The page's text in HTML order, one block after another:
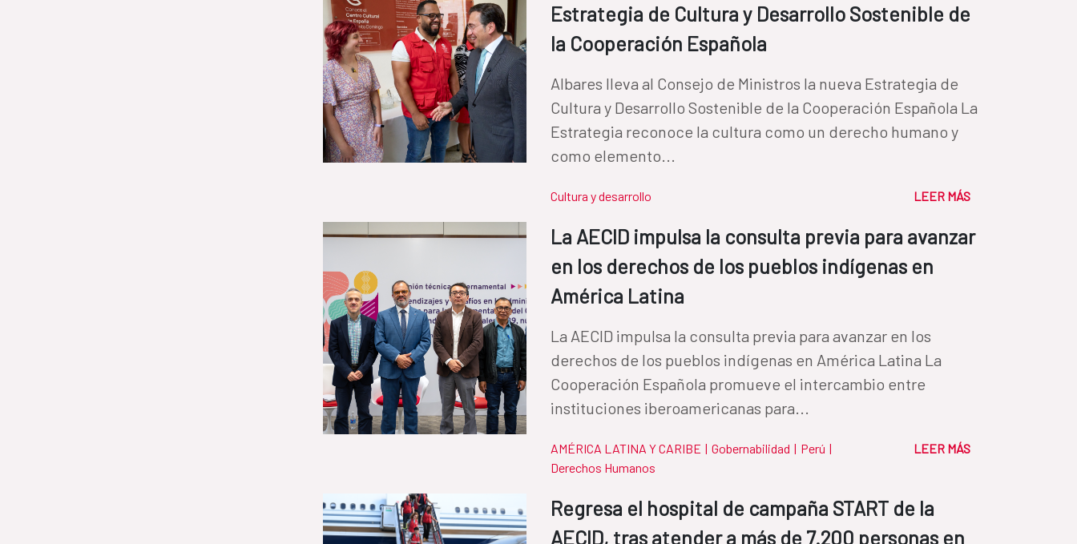
Estrategia de Cultura y Desarrollo Sostenible de
la Cooperación Española
Albares lleva al Consejo de Ministros la nueva Estrategia de
Cultura y Desarrollo Sostenible de la Cooperación Española La
Estrategia reconoce la cultura como un derecho humano y
como elemento...
Cultura y desarrollo LEER MÁS
La AECID impulsa la consulta previa para avanzar
en los derechos de los pueblos indígenas en
América Latina
La AECID impulsa la consulta previa para avanzar en los
derechos de los pueblos indígenas en América Latina La
Cooperación Española promueve el intercambio entre
instituciones iberoamericanas para...
AMÉRICA LATINA Y CARIBE | Gobernabilidad | Perú |
Derechos Humanos
LEER MÁS
Regresa el hospital de campaña START de la
AECID, tras atender a más de 7.200 personas en